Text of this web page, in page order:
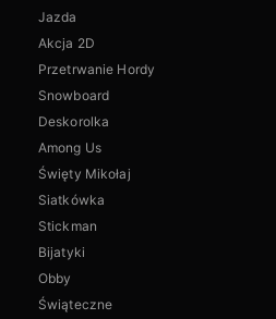
Jazda
Akcja 2D
Przetrwanie Hordy
Snowboard
Deskorolka
Among Us
Święty Mikołaj
Siatkówka
Stickman
Bijatyki
Obby
Świąteczne